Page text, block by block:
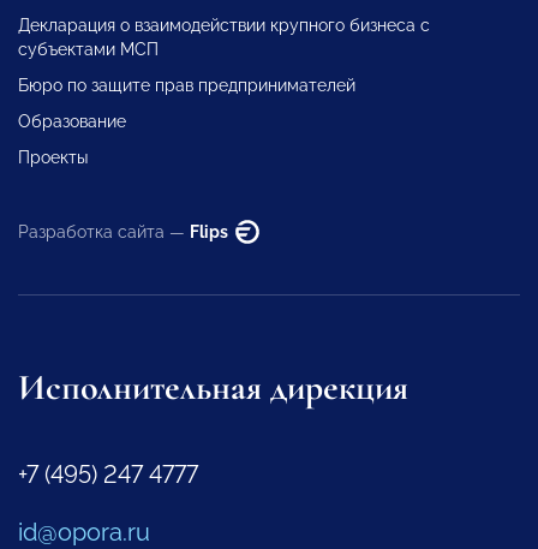
Декларация о взаимодействии крупного бизнеса с
субъектами МСП
Бюро по защите прав предпринимателей
Образование
Проекты
Разработка сайта — Flips
Исполнительная дирекция
+7 (495) 247 4777
id@opora.ru